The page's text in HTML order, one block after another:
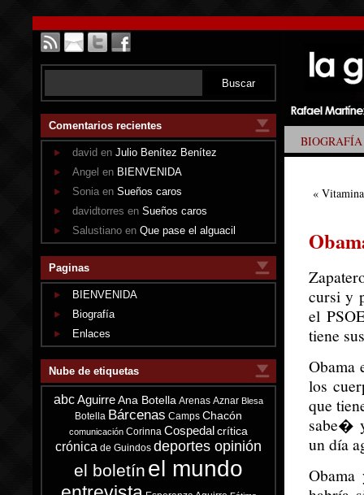
Comentarios recientes
david en Julio Benítez Benítez
Angel en BIENVENIDA
Sonia en Sueños caros
davidtorres en Sueños caros
Salustiano en Que pase el alguacil
Paginas
BIENVENIDA
Biografía
Enlaces
Nube de etiquetas
abcAguirre Ana Botella Arenas Aznar Blesa
Botella Bárcenas Camps Chacón
comunicación Corinna Cospedal crítica
crónica de Guindos deportes opinión
el boletín el mundo
BIOGRAFÍA
«
cursi y
el
tiene
Obama
los
que
sabe�
un día